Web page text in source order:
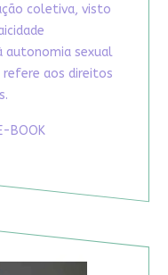
coletiva, visto
autonomia sexual
refere aos direitos
BOOK